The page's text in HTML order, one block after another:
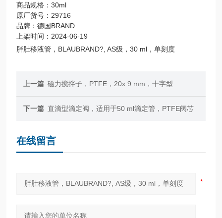
商品规格：30ml
原厂货号：29716
品牌：德国BRAND
上架时间：2024-06-19
胖肚移液管，BLAUBRAND?, AS级，30 ml，单刻度
上一篇 磁力搅拌子，PTFE，20x 9 mm，十字型
下一篇 直滴型滴定阀，适用于50 ml滴定管，PTFE阀芯
在线留言